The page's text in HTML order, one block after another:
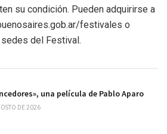
su condición. Pueden adquirirse a
festivales o
del Festival.
una película de Pablo Aparo
DE 2026